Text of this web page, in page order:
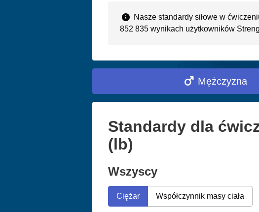
Nasze standardy siłowe w
852 835 wynikach użytkowników
Mężczyzna
Standardy dla
(lb)
Wszyscy
Ciężar Współczynnik masy ciała